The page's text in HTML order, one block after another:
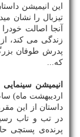
این انیمیشن
تیزبال را نشان
آنجا اصالت
زندگی می کند،
پدرش طوفان
که...
انیمیشن سینمایی
اردیبهشت ماه) ساعت ۱۴ از شبکه کودک
داستان از این
در تب و تاب
پرنده‌ی پستچی